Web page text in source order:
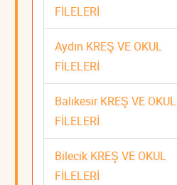
FİLELERİ
Aydın KREŞ VE OKUL
FİLELERİ
Balıkesir KREŞ VE OKUL
FİLELERİ
Bilecik KREŞ VE OKUL
FİLELERİ